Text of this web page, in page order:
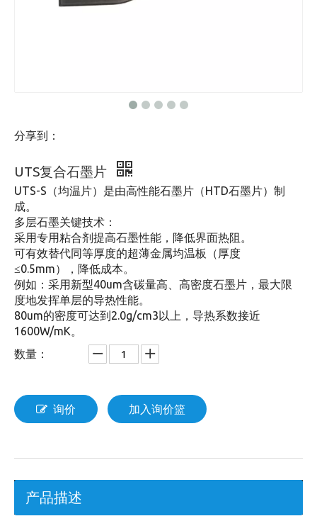
分享到：
UTS复合石墨片
UTS-S（均温片）是由高性能石墨片（HTD石墨片）制
成。
多层石墨关键技术：
采用专用粘合剂提高石墨性能，降低界面热阻。
可有效替代同等厚度的超薄金属均温板（厚度
≤0.5mm），降低成本。
例如：采用新型40um含碳量高、高密度石墨片，最大限
度地发挥单层的导热性能。
80um的密度可达到2.0g/cm3以上，导热系数接近
1600W/mK。
数量：
询价 加入询价篮
产品描述